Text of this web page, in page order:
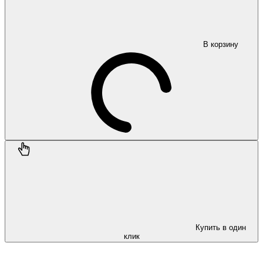
В корзину
Купить в один
клик